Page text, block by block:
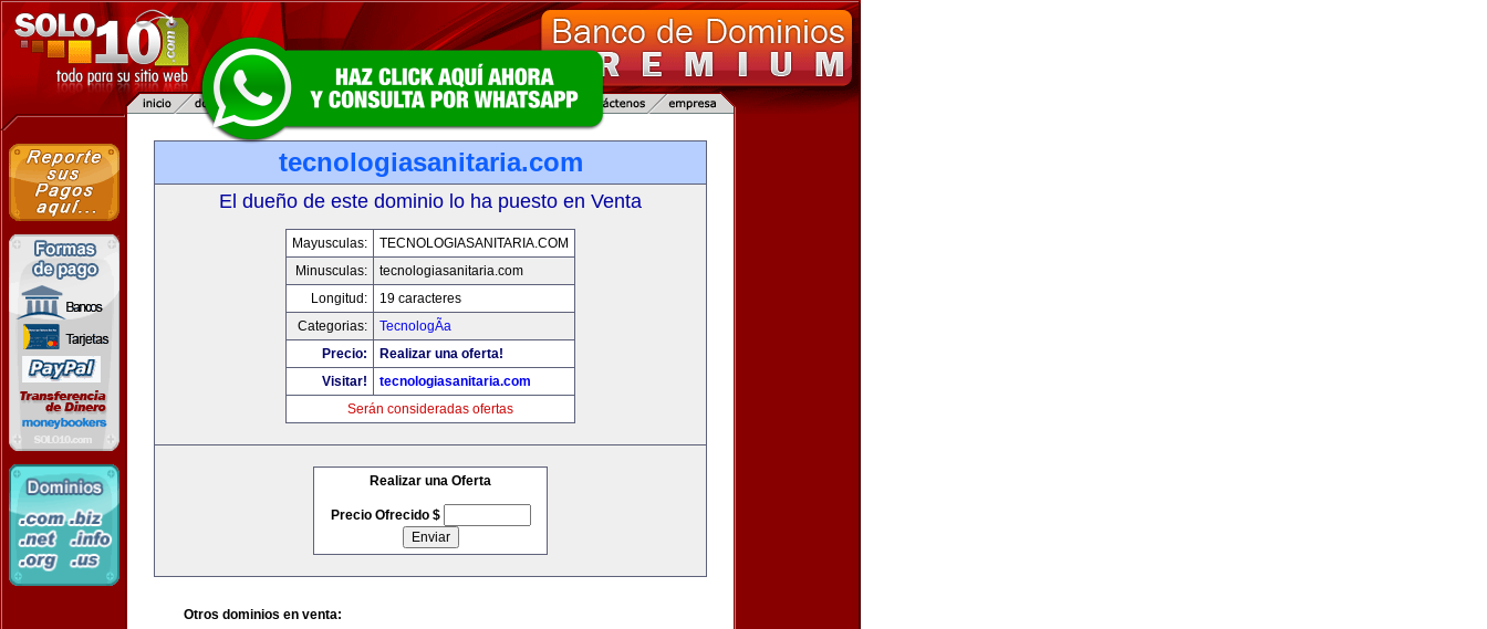
tecnologiasanitaria.com
El dueño de este dominio lo ha puesto en Venta
Mayusculas:
TECNOLOGIASANITARIA.COM
Minusculas:
tecnologiasanitaria.com
Longitud:
19 caracteres
Categorias:
TecnologÃ­a
Precio:
Realizar una oferta!
Visitar!
tecnologiasanitaria.com
Serán consideradas ofertas
Realizar una Oferta
Precio Ofrecido $
Otros dominios en venta: